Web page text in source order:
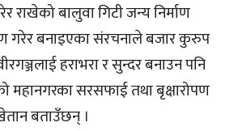
राखेको बालुवा गिटी जन्य निर्माण
गरेर बनाइएका संरचनाले बजार कुरुप
हराभरा र सुन्दर बनाउन पनि
महानगरका सरसफाई तथा बृक्षारोपण
बताउँछन् ।